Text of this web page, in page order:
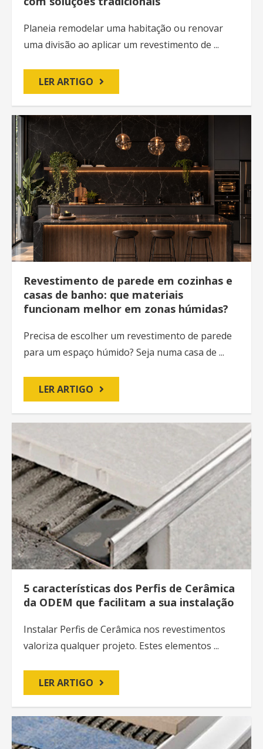
Planeia remodelar uma habitação ou renovar
uma divisão ao aplicar um revestimento de ...
LER ARTIGO
Revestimento de parede em cozinhas e
casas de banho: que materiais
funcionam melhor em zonas húmidas?
Precisa de escolher um revestimento de parede
para um espaço húmido? Seja numa casa de ...
LER ARTIGO
5 características dos Perfis de Cerâmica
da ODEM que facilitam a sua instalação
Instalar Perfis de Cerâmica nos revestimentos
valoriza qualquer projeto. Estes elementos ...
LER ARTIGO